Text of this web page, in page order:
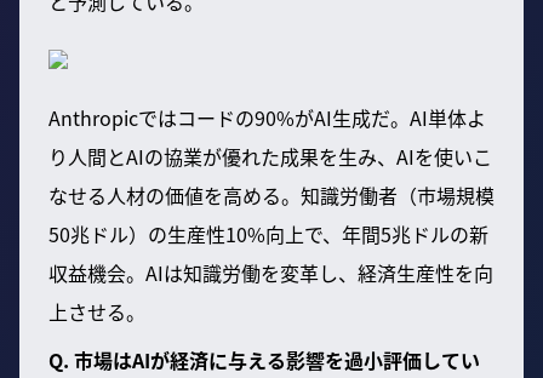
Anthropicではコードの90%がAI生成だ。AI単体よ
り人間とAIの協業が優れた成果を生み、AIを使いこ
なせる人材の価値を高める。知識労働者（市場規模
50兆ドル）の生産性10%向上で、年間5兆ドルの新
収益機会。AIは知識労働を変革し、経済生産性を向
上させる。
Q. 市場はAIが経済に与える影響を過小評価してい